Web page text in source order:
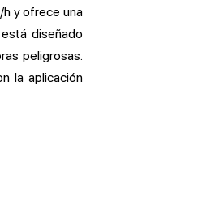
y ofrece una
diseñado
peligrosas.
la aplicación